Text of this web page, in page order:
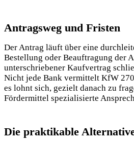
Antragsweg und Fristen
Der Antrag läuft über eine
Bestellung oder Beauftragung der
unterschriebener Kaufvertrag
Nicht jede Bank vermittelt KfW
es lohnt sich, gezielt danach zu
Fördermittel spezialisierte
Die praktikable